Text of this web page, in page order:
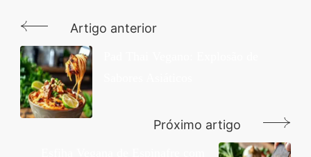
Navegação
de
post
Artigo anterior
Próximo artigo